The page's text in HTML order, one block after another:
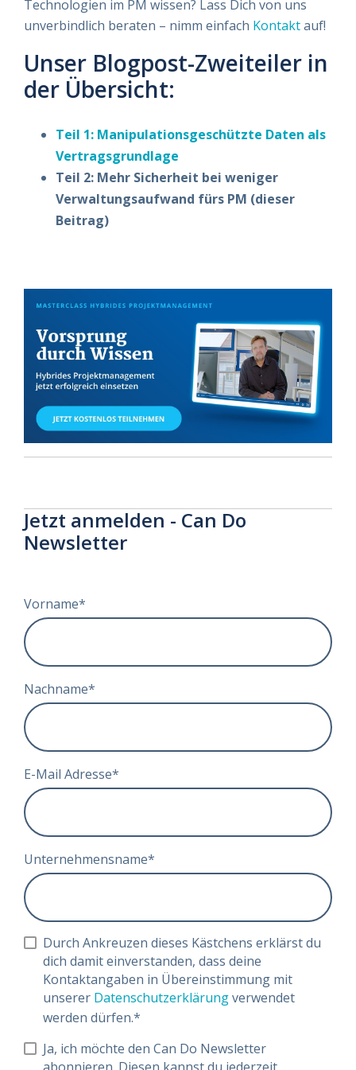
Technologien im PM wissen? Lass Dich von uns
unverbindlich beraten – nimm einfach Kontaktauf!
Unser Blogpost-Zweiteiler in
der Übersicht:
Teil 1: Manipulationsgeschützte Daten als
Vertragsgrundlage
Teil 2: Mehr Sicherheit bei weniger
Verwaltungsaufwand fürs PM (dieser
Beitrag)
Jetzt anmelden - Can Do
Newsletter
Vorname*
Nachname*
E-Mail Adresse*
Unternehmensname*
Durch Ankreuzen dieses Kästchens erklärst du
dich damit einverstanden, dass deine
Kontaktangaben in Übereinstimmung mit
unserer Datenschutzerklärungverwendet
werden dürfen.*
Ja, ich möchte den Can Do Newsletter
abonnieren. Diesen kannst du jederzeit